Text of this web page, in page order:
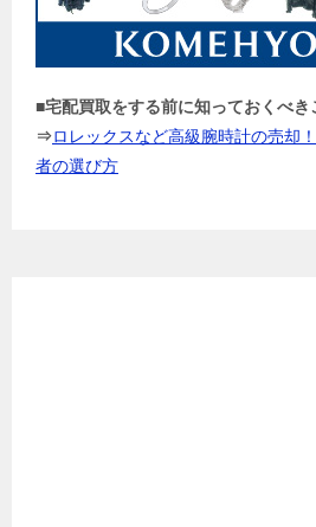
■宅配買取をする前に知っておくべき
⇒ロレックスなど高級腕時計の売却
者の選び方